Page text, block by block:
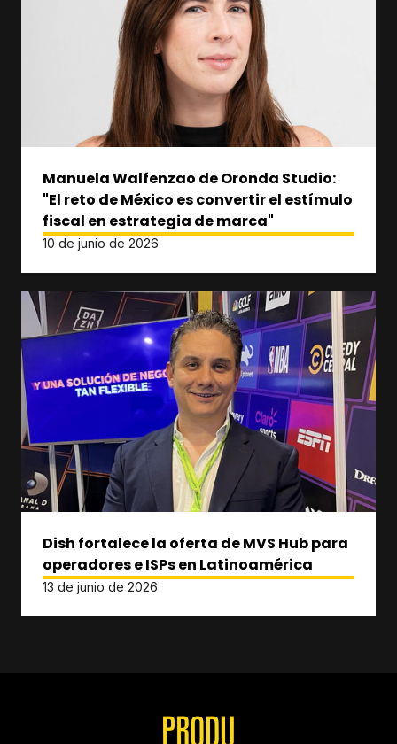
Manuela Walfenzao de Oronda Studio:
"El reto de México es convertir el estímulo
fiscal en estrategia de marca"
10 de junio de 2026
Dish fortalece la oferta de MVS Hub para
operadores e ISPs en Latinoamérica
13 de junio de 2026